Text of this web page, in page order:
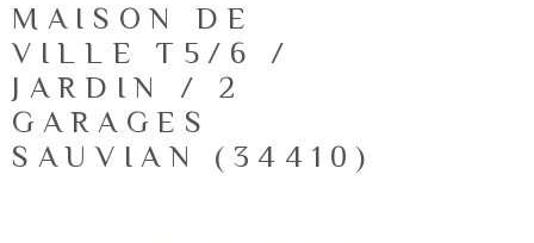
MAISON DE
VILLE T5/6 /
JARDIN / 2
GARAGES
SAUVIAN (34410)